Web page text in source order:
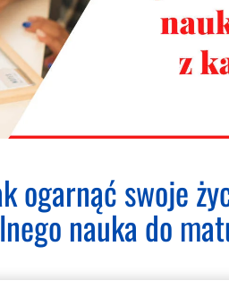
ogarnąć swoje
nauka do